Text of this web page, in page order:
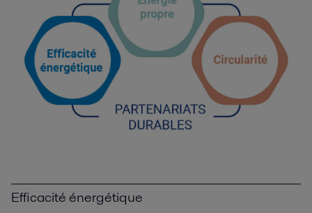
Efficacité énergétique